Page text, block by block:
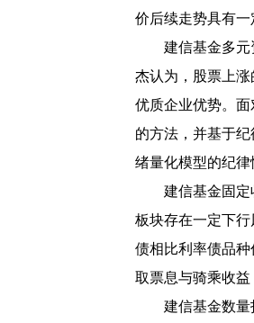
价后续走势具有一
建信基金多
杰认为，股票上
优质企业优势。
的方法，并基于
绪量化模型的纪律
建信基金固
板块存在一定下
债相比利率债品
取票息与骑乘收益
建信基金数